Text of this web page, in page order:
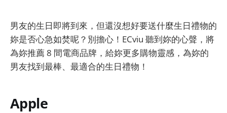
男友的生日即將到來，但還沒想好要送什麼生日禮物的
妳是否心急如焚呢？別擔心！ECviu 聽到妳的心聲，將
為妳推薦 8 間電商品牌，給妳更多購物靈感，為妳的
男友找到最棒、最適合的生日禮物！
Apple